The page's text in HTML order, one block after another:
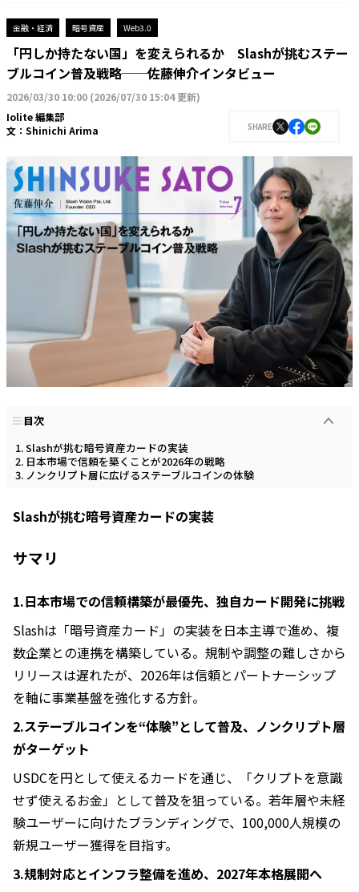
金融・経済 暗号資産 Web3.0
「円しか持たない国」を変えられるか Slashが挑むステー
ブルコイン普及戦略──佐藤伸介インタビュー
2026/03/30 10:00 (2026/07/30 15:04 更新)
Iolite 編集部
文： Shinichi Arima SHARE
目次
Slashが挑む暗号資産カードの実装
日本市場で信頼を築くことが2026年の戦略
ノンクリプト層に広げるステーブルコインの体験
Slashが挑む暗号資産カードの実装
サマリ
1.日本市場での信頼構築が最優先、独自カード開発に挑戦
Slashは「暗号資産カード」の実装を日本主導で進め、複
数企業との連携を構築している。規制や調整の難しさから
リリースは遅れたが、2026年は信頼とパートナーシップ
を軸に事業基盤を強化する方針。
2.ステーブルコインを“体験”として普及、ノンクリプト層
がターゲット
USDCを円として使えるカードを通じ、「クリプトを意識
せず使えるお金」として普及を狙っている。若年層や未経
験ユーザーに向けたブランディングで、100,000人規模の
新規ユーザー獲得を目指す。
3.規制対応とインフラ整備を進め、2027年本格展開へ